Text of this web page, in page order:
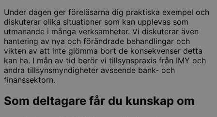
Under dagen ger föreläsarna dig praktiska exempel och
diskuterar olika situationer som kan upplevas som
utmanande i många verksamheter. Vi diskuterar även
hantering av nya och förändrade behandlingar och
vikten av att inte glömma bort de konsekvenser detta
kan ha. I mån av tid berör vi tillsynspraxis från IMY och
andra tillsynsmyndigheter avseende bank- och
finanssektorn.
Som deltagare får du kunskap om